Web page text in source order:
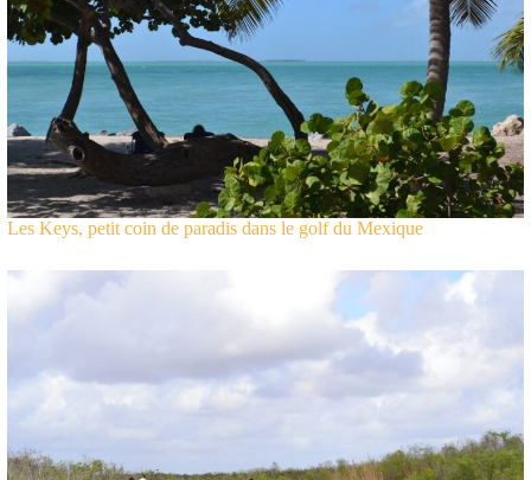
Les Keys, petit coin de paradis dans le golf du Mexique